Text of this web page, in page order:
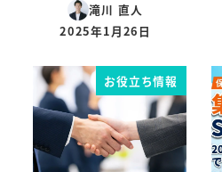
滝川 直人
投稿日
2025年1月26日
お役立ち情報